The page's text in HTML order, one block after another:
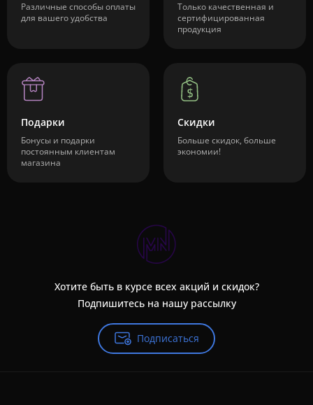
Различные способы оплаты
для вашего удобства
Только качественная и
сертифицированная
продукция
Подарки
Бонусы и подарки
постоянным клиентам
магазина
Скидки
Больше скидок, больше
экономии!
Хотите быть в курсе всех акций и скидок?
Подпишитесь на нашу рассылку
Подписаться